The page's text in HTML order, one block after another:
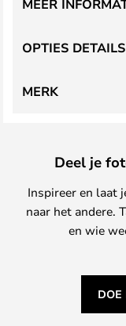
OPTIES DETAILS
MEER
MERK
Deel je
Inspireer en laat
naar het andere.
en wie
DOE